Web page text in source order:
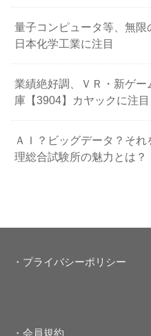
量子コンピュータ等、無限
日本化学工業に注目
業績絶好調、ＶＲ・新ゲ
庫【3904】カヤックに注目
ＡＩ？ビッグデータ？そ
理総合試験所の魅力とは？
・プライバシーポリシー
・会員規約